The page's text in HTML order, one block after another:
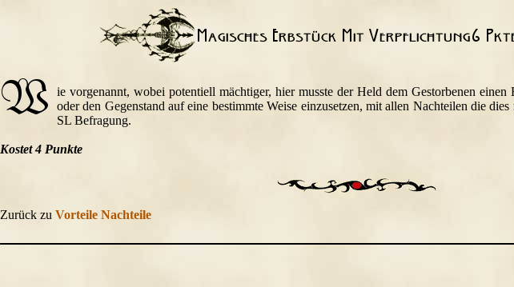
ie vorgenannt, wobei potentiell mächtiger, hier musste der Held dem Gestorbenen einen
oder den Gegenstand auf eine bestimmte Weise einzusetzen, mit allen Nachteilen die
SL Befragung.
Kostet 4 Punkte
Zurück zu Vorteile Nachteile